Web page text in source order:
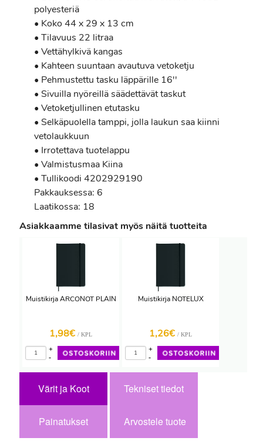
polyesteriä
• Koko 44 x 29 x 13 cm
• Tilavuus 22 litraa
• Vettähylkivä kangas
• Kahteen suuntaan avautuva vetoketju
• Pehmustettu tasku läppärille 16''
• Sivuilla nyöreillä säädettävät taskut
• Vetoketjullinen etutasku
• Selkäpuolella tamppi, jolla laukun saa kiinni
vetolaukkuun
• Irrotettava tuotelappu
• Valmistusmaa Kiina
• Tullikoodi 4202929190
Pakkauksessa: 6
Laatikossa: 18
Asiakkaamme tilasivat myös näitä tuotteita
Muistikirja ARCONOT PLAIN
1,98€ / KPL
-
+
Muistikirja NOTELUX
1,26€ / KPL
-
+
Värit ja Koot Tekniset tiedot
Painatukset Arvostele tuote